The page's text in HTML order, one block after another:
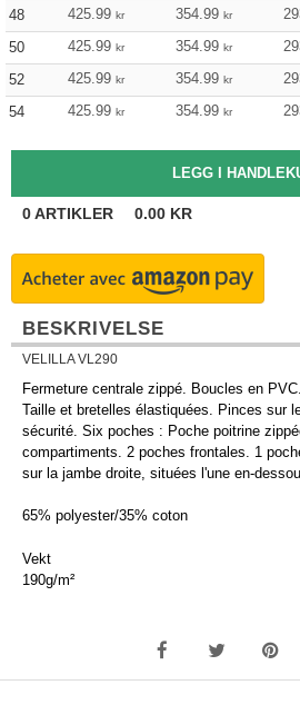
48
425.99 kr 354.99 kr
50
425.99 kr 354.99 kr
52
425.99 kr 354.99 kr
54
425.99 kr 354.99 kr
0ARTIKLER 0.00 KR
BESKRIVELSE
VELILLA VL290
Fermeture centrale zippé. Boucles en
Taille et bretelles élastiquées. Pinces sur
sécurité. Six poches : Poche poitrine
compartiments. 2 poches frontales. 1
sur la jambe droite, situées l'une en-
65% polyester/35% coton
Vekt
190g/m²